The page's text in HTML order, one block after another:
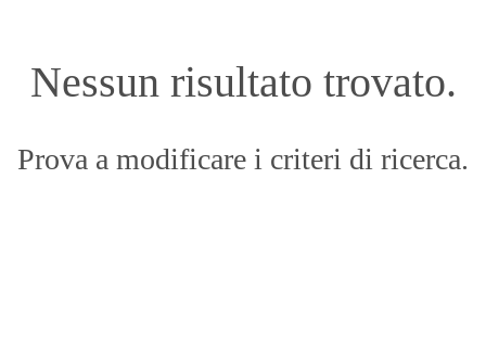
Nessun risultato trovato.
Prova a modificare i criteri di ricerca.